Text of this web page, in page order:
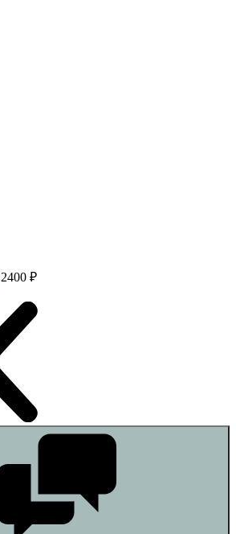
2400 ₽